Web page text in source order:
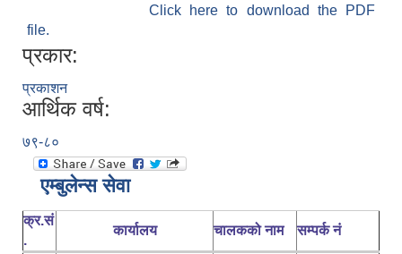
Click here to download the PDF
file.
प्रकार:
प्रकाशन
आर्थिक वर्ष:
७९-८०
एम्बुलेन्स सेवा
क्र.सं
.
कार्यालय चालकको नाम सम्पर्क नं